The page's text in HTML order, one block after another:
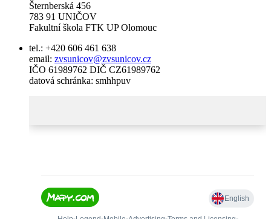
Šternberská 456
783 91 UNIČOV
Fakultní škola FTK UP Olomouc
tel.: +420 606 461 638
email: zvsunicov@zvsunicov.cz
IČO 61989762 DIČ CZ61989762
datová schránka: smhhpuv